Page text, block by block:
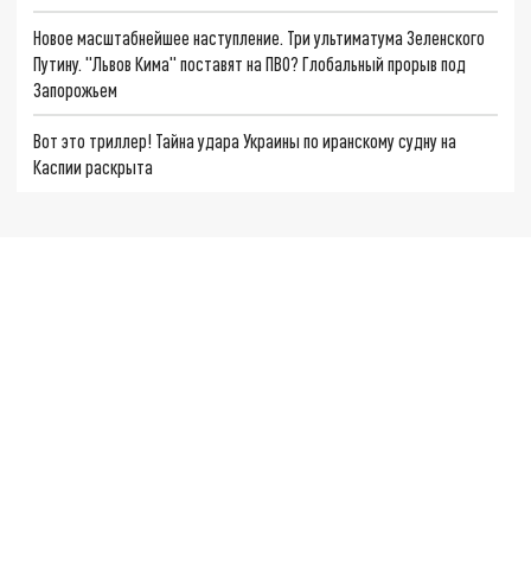
Новое масштабнейшее наступление. Три ультиматума Зеленского
Путину. "Львов Кима" поставят на ПВО? Глобальный прорыв под
Запорожьем
Вот это триллер! Тайна удара Украины по иранскому судну на
Каспии раскрыта